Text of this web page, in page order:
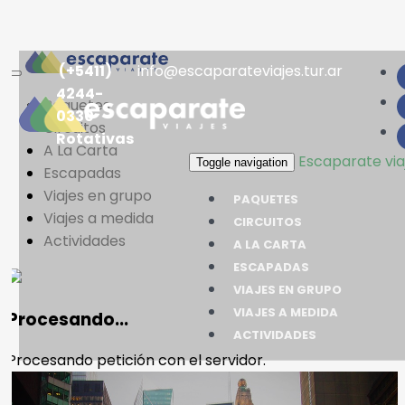
(+5411)
4244-
0330
Rotativas
info@escaparateviajes.tur.ar
Toggle navigation Escaparate
PAQUETES
CIRCUITOS
A LA CARTA
ESCAPADAS
VIAJES EN GRUPO
VIAJES A MEDIDA
ACTIVIDADES
Paquetes
Circuitos
A La Carta
Escapadas
Viajes en grupo
Viajes a medida
Actividades
petición con el servidor.